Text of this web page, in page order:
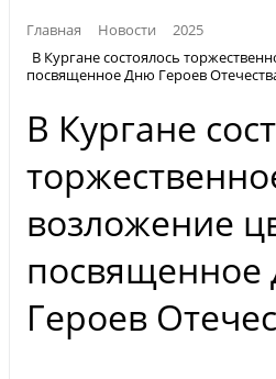
Главная Новости
2025
В Кургане состоялось
посвященное Дню Героев
В Кургане
возложение
Героев